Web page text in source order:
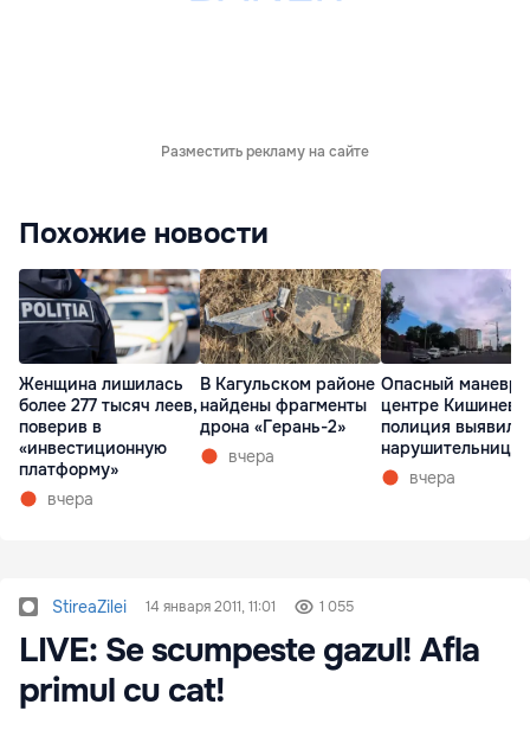
Разместить рекламу на сайте
Похожие новости
Женщина лишилась
более 277 тысяч леев,
поверив в
«инвестиционную
платформу»
вчера
В Кагульском районе
найдены фрагменты
дрона «Герань-2»
вчера
Опасный маневр
центре Кишинева:
полиция выявила
нарушительницу
вчера
StireaZilei 14 января 2011, 11:01 1 055
LIVE: Se scumpeste gazul! Afla
primul cu cat!